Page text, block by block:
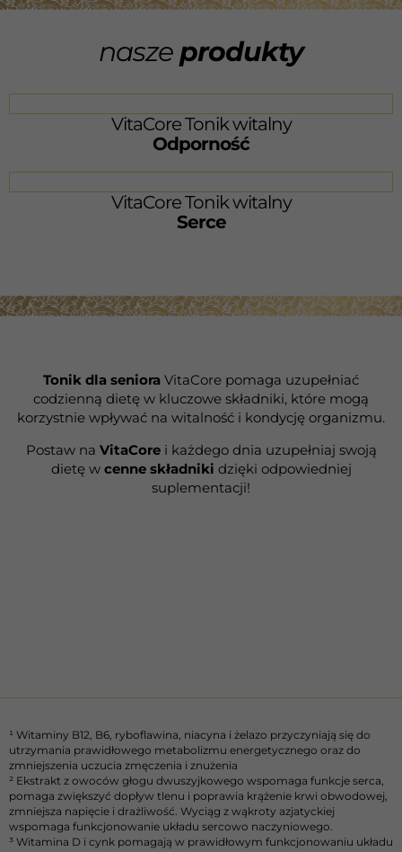
naszeprodukty
VitaCore Tonik witalny
Odporność
VitaCore Tonik witalny
Serce
Tonik dla seniora VitaCore pomaga uzupełniać
codzienną dietę w kluczowe składniki, które mogą
korzystnie wpływać na witalność i kondycję organizmu.
Postaw na VitaCorei każdego dnia uzupełniaj swoją
dietę w cenne składniki dzięki odpowiedniej
suplementacji!
¹ Witaminy B12, B6, ryboflawina, niacyna i żelazo przyczyniają się do
utrzymania prawidłowego metabolizmu energetycznego oraz do
zmniejszenia uczucia zmęczenia i znużenia
² Ekstrakt z owoców głogu dwuszyjkowego wspomaga funkcje serca,
pomaga zwiększyć dopływ tlenu i poprawia krążenie krwi obwodowej,
zmniejsza napięcie i drażliwość. Wyciąg z wąkroty azjatyckiej
wspomaga funkcjonowanie układu sercowo naczyniowego.
³ Witamina D i cynk pomagają w prawidłowym funkcjonowaniu układu